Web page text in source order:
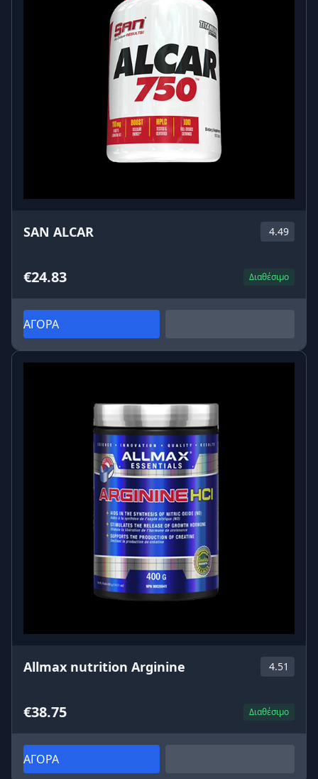
SAN ALCAR 4.49
€24.83 Διαθέσιμο
ΑΓΟΡΑ
Allmax nutrition Arginine 4.51
€38.75 Διαθέσιμο
ΑΓΟΡΑ